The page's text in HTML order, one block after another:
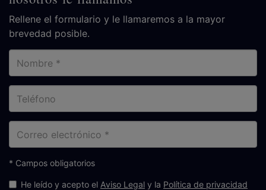
Rellene el formulario y le llamaremos a la mayor
brevedad posible.
electrónico
* Campos obligatorios
He leído y acepto el Aviso Legal y la Política de privacidad